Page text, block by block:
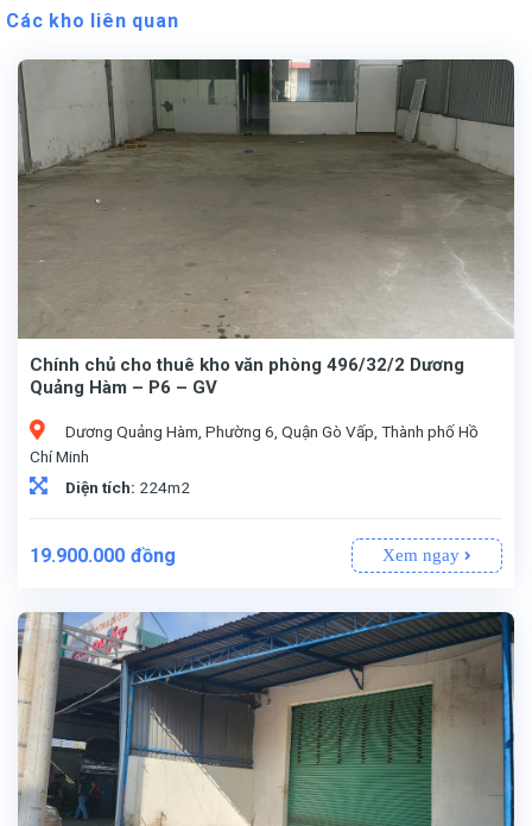
Các kho liên quan
Chính chủ cho thuê kho văn phòng 496/32/2 Dương
Quảng Hàm – P6 – GV
Dương Quảng Hàm, Phường 6, Quận Gò Vấp, Thành phố Hồ
Chí Minh
Diện tích: 224m2
19.900.000 đồng Xem ngay